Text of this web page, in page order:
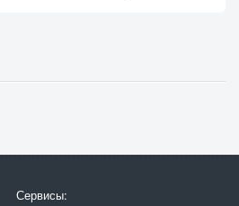
Сервисы: